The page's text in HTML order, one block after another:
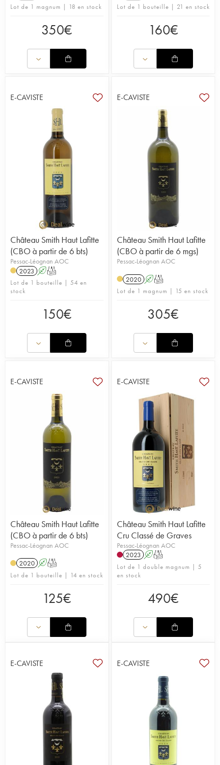
Lot de 1 magnum | 18 en stock
350€
Lot de 1 bouteille | 21 en stock
160€
E-CAVISTE
Château Smith Haut Lafitte
(CBO à partir de 6 bts)
Pessac-Léognan AOC
2023 AT
Lot de 1 bouteille | 54 en
stock
150€
E-CAVISTE
Château Smith Haut Lafitte
(CBO à partir de 6 mgs)
Pessac-Léognan AOC
2020 AT
Lot de 1 magnum | 15 en stock
305€
E-CAVISTE
Château Smith Haut Lafitte
(CBO à partir de 6 bts)
Pessac-Léognan AOC
2020 AT
Lot de 1 bouteille | 14 en stock
125€
E-CAVISTE
Château Smith Haut Lafitte
Cru Classé de Graves
Pessac-Léognan AOC
2023 AT
Lot de 1 double magnum | 5
en stock
490€
E-CAVISTE E-CAVISTE